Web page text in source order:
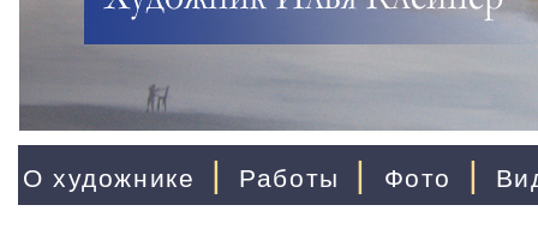
О художнике | Работы | Фото |